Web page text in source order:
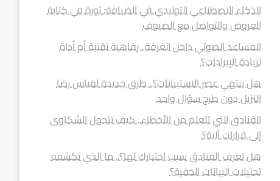
الذكاء الاصطناعي التوليدي في الضيافة: ثورة في كتابة
العروض والتواصل مع الضيوف
المساعد الصوتي داخل الغرفة.. رفاهية تقنية أم أداة
لزيادة الإيرادات؟
هل ينتهي عصر الاستبيانات؟.. طرق جديدة لقياس رضا
النزيل دون طرح سؤال واحد
الفنادق التي تتعلم من الأخطاء.. كيف تتحول الشكاوى
إلى قرارات آلية؟
هل تعرف الفنادق سبب اختيارك لها؟.. ما الذي تكشفه
تحليلات البيانات الخفية؟